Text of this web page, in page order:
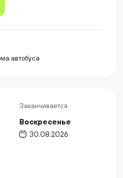
автобуса
Заканчивается
Воскресенье
30.08.2026